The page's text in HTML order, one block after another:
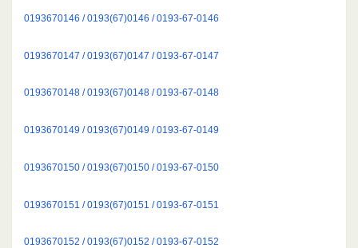
0193670146 / 0193(67)0146 / 0193-67-0146
0193670147 / 0193(67)0147 / 0193-67-0147
0193670148 / 0193(67)0148 / 0193-67-0148
0193670149 / 0193(67)0149 / 0193-67-0149
0193670150 / 0193(67)0150 / 0193-67-0150
0193670151 / 0193(67)0151 / 0193-67-0151
0193670152 / 0193(67)0152 / 0193-67-0152